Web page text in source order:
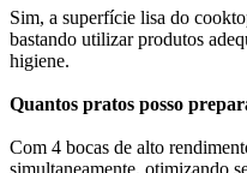
Sim, a superfície lisa do
bastando utilizar produtos
higiene.
Quantos pratos posso
Com 4 bocas de alto